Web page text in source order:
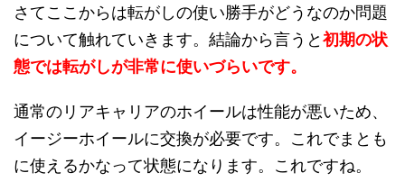
さてここからは転がしの使い勝手がどうなのか問題
について触れていきます。結論から言うと初期の状
態では転がしが非常に使いづらいです。
通常のリアキャリアのホイールは性能が悪いため、
イージーホイールに交換が必要です。これでまとも
に使えるかなって状態になります。これですね。